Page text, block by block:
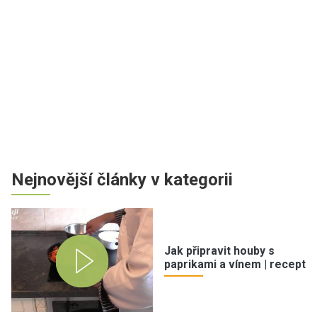
Nejnovější články v kategorii
Jak připravit houby s
paprikami a vínem | recept